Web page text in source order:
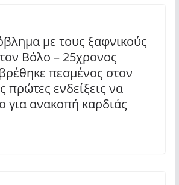
με τους ξαφνικούς
Βόλο – 25χρονος
πεσμένος στον
πρώτες ενδείξεις να
για ανακοπή καρδιάς